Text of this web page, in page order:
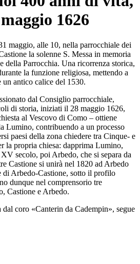
1626
maggio, alle 10, nella parrocchiale dei
la solenne S. Messa in memoria
della Parrocchia. Una ricorrenza storica,
la funzione religiosa, mettendo a
un antico calice del 1530.
dal Consiglio parrocchiale,
di storia, iniziati il 28 maggio 1626,
al Vescovo di Como – ottiene
Lumino, contribuendo a un processo
paesi della zona chiedere tra Cinque- e
la propria chiesa: dapprima Lumino,
secolo, poi Arbedo, che si separa da
Castione si unirà nel 1820 ad Arbedo
di Arbedo-Castione, sotto il profilo
dunque nel comprensorio tre
Castione e Arbedo.
dal coro «Canterin da Cadempin», segue